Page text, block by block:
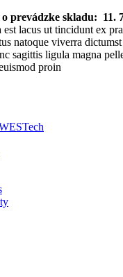
prevádzke skladu: 11.
lacus ut tincidunt ex
natoque viverra
sagittis ligula magna
proin